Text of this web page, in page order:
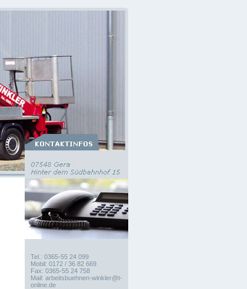
Tel.: 0365-55 24 099
Mobil: 0172 / 36 82 669
Fax: 0365-55 24 758
Mail: arbeitsbuehnen-winkler@t-
online.de